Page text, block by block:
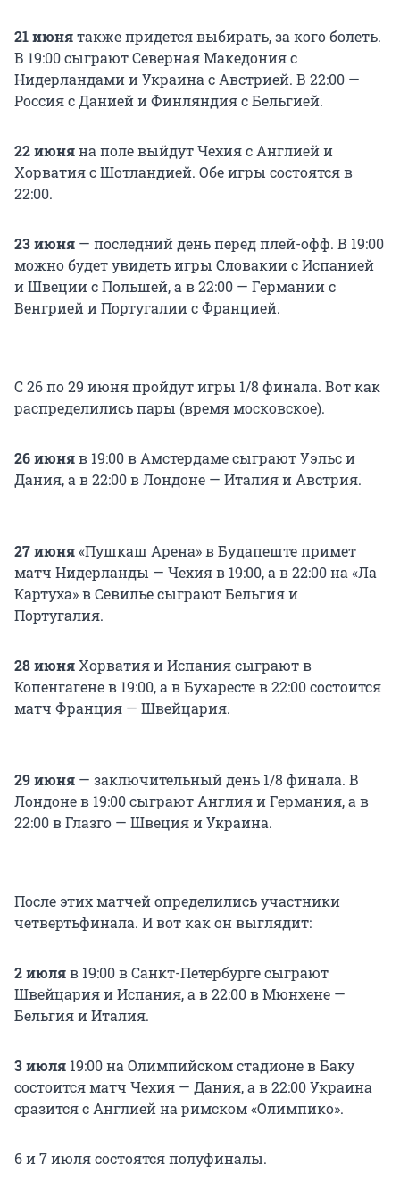
21 июнятакже придется выбирать, за кого болеть.
В 19:00 сыграют Северная Македония с
Нидерландами и Украина с Австрией. В 22:00 —
Россия с Данией и Финляндия с Бельгией.
22 июняна поле выйдут Чехия с Англией и
Хорватия с Шотландией. Обе игры состоятся в
22:00.
23 июня — последний день перед плей-офф. В 19:00
можно будет увидеть игры Словакии с Испанией
и Швеции с Польшей, а в 22:00 — Германии с
Венгрией и Португалии с Францией.
С 26 по 29 июня пройдут игры 1/8 финала. Вот как
распределились пары (время московское).
26 июняв 19:00 в Амстердаме сыграют Уэльс и
Дания, а в 22:00 в Лондоне — Италия и Австрия.
27 июня«Пушкаш Арена» в Будапеште примет
матч Нидерланды — Чехия в 19:00, а в 22:00 на «Ла
Картуха» в Севилье сыграют Бельгия и
Португалия.
28 июняХорватия и Испания сыграют в
Копенгагене в 19:00, а в Бухаресте в 22:00 состоится
матч Франция — Швейцария.
29 июня — заключительный день 1/8 финала. В
Лондоне в 19:00 сыграют Англия и Германия, а в
22:00 в Глазго — Швеция и Украина.
После этих матчей определились участники
четвертьфинала. И вот как он выглядит:
2 июляв 19:00 в Санкт-Петербурге сыграют
Швейцария и Испания, а в 22:00 в Мюнхене —
Бельгия и Италия.
3 июля 19:00 на Олимпийском стадионе в Баку
состоится матч Чехия — Дания, а в 22:00 Украина
сразится с Англией на римском «Олимпико».
6 и 7 июля состоятся полуфиналы.